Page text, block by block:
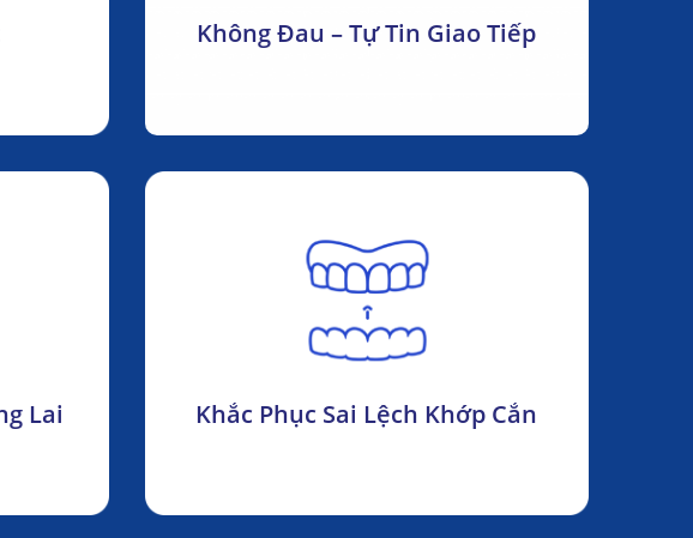
Không Đau – Tự Tin Giao Tiếp
Lai Khắc Phục Sai Lệch Khớp Cắn